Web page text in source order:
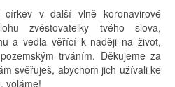
v další vlně koronavirové
zvěstovatelky tvého slova,
a vedla věřící k naději na život,
trváním. Děkujeme za
svěřuješ, abychom jich užívali ke
voláme!